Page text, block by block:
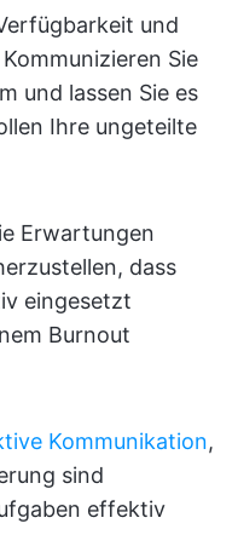
und
Sie
und lassen Sie es
Ihre ungeteilte
Erwartungen
dass
eingesetzt
Burnout
Kommunikation,
sind
effektiv